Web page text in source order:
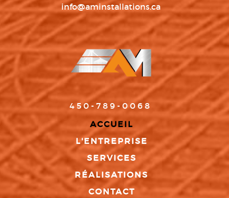
info@aminstallations.ca
450-789-0068
ACCUEIL
L'ENTREPRISE
SERVICES
RÉALISATIONS
CONTACT